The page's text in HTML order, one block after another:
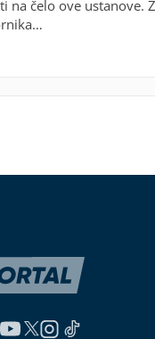
na čelo ove ustanove.